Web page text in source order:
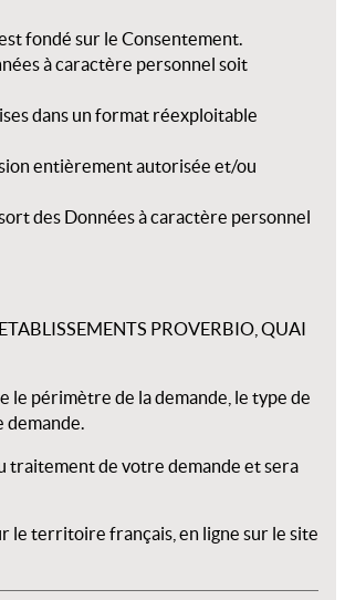
fondé sur le Consentement.
à caractère personnel soit
dans un format réexploitable
entièrement autorisée et/ou
des Données à caractère personnel
ETABLISSEMENTS PROVERBIO, QUAI
le périmètre de la demande, le type de
demande.
traitement de votre demande et sera
le territoire français, en ligne sur le site